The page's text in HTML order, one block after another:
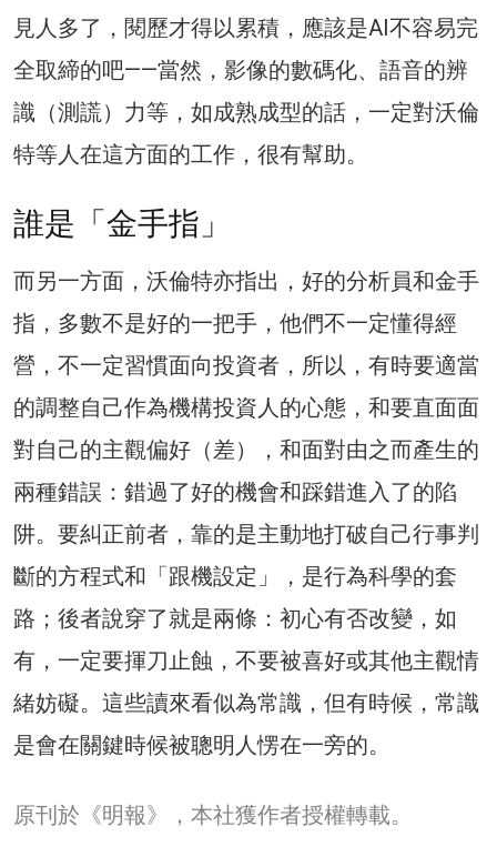
見人多了，閱歷才得以累積，應該是AI不容易完
全取締的吧——當然，影像的數碼化、語音的辨
識（測謊）力等，如成熟成型的話，一定對沃倫
特等人在這方面的工作，很有幫助。
誰是「金手指」
而另一方面，沃倫特亦指出，好的分析員和金手
指，多數不是好的一把手，他們不一定懂得經
營，不一定習慣面向投資者，所以，有時要適當
的調整自己作為機構投資人的心態，和要直面面
對自己的主觀偏好（差），和面對由之而產生的
兩種錯誤：錯過了好的機會和踩錯進入了的陷
阱。要糾正前者，靠的是主動地打破自己行事判
斷的方程式和「跟機設定」，是行為科學的套
路；後者說穿了就是兩條：初心有否改變，如
有，一定要揮刀止蝕，不要被喜好或其他主觀情
緒妨礙。這些讀來看似為常識，但有時候，常識
是會在關鍵時候被聰明人愣在一旁的。
原刊於《明報》，本社獲作者授權轉載。